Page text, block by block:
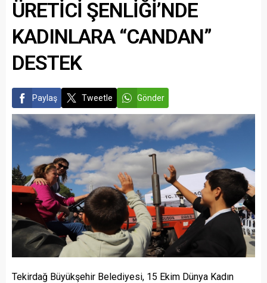
ÜRETİCİ ŞENLİĞİ’NDE
KADINLARA “CANDAN”
DESTEK
Paylaş Tweetle Gönder
Tekirdağ Büyükşehir Belediyesi, 15 Ekim Dünya Kadın